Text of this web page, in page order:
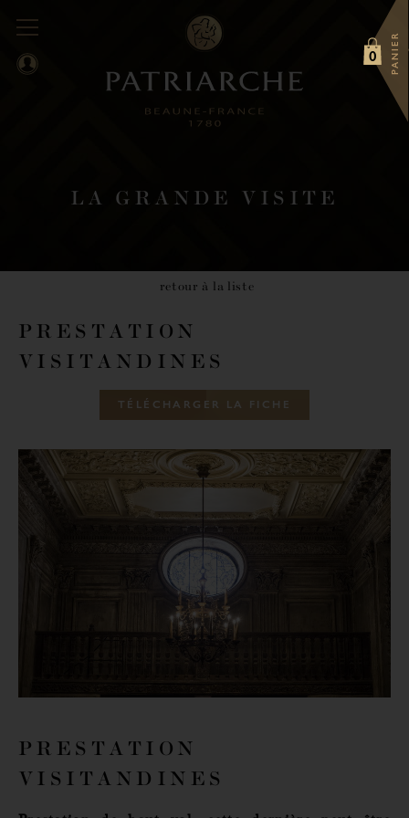
PANIER
0
LA GRANDE VISITE
retour à la liste
PRESTATION
VISITANDINES
T É L É C HA R G E R L A F I C H E
PRESTATION
VISITANDINES
Civilité